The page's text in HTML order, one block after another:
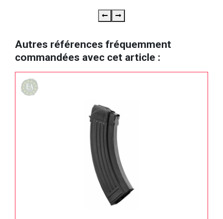
Autres références fréquemment
commandées avec cet article :